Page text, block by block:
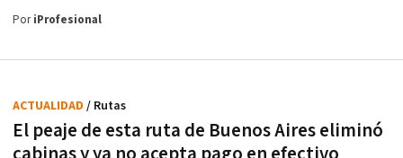
PoriProfesional
El peaje de esta ruta de Buenos Aires eliminó
ACTUALIDAD / Rutas